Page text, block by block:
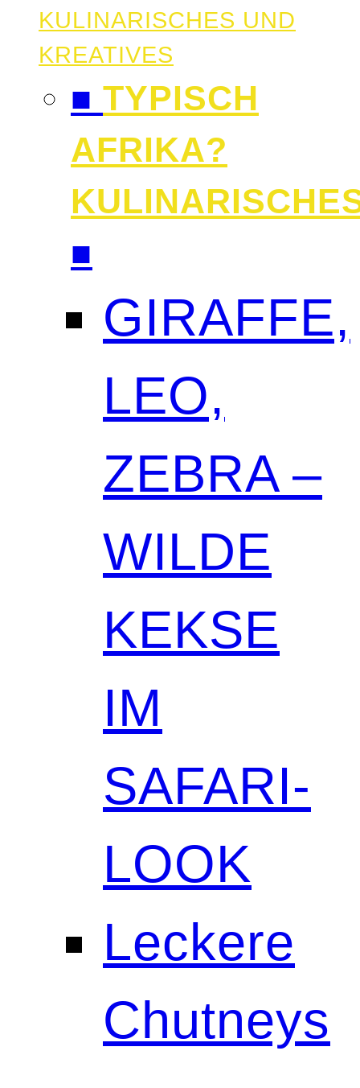
KULINARISCHES UND
KREATIVES
■ TYPISCH
AFRIKA?
■
GIRAFFE,
LEO,
ZEBRA –
WILDE
KEKSE
IM
SAFARI-
LOOK
Leckere
Chutneys